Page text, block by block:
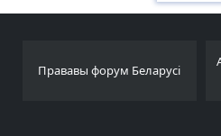
электронных паслуг